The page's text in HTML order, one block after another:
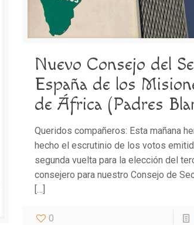
Nuevo Consejo del
España de los
de África (Padres
Queridos compañeros: Esta mañana
hecho el escrutinio de los votos
segunda vuelta para la elección del
consejero para nuestro Consejo de
[…]
0